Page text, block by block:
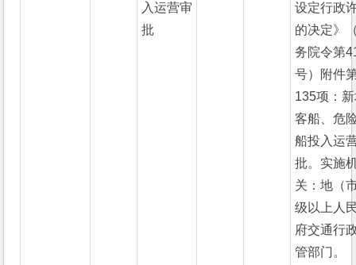
入运营审
批
设定行政
的决定》
务院令第
号）附件
135项：
客船、危
船投入运
批。实施
关：地（
级以上人
府交通行
管部门。